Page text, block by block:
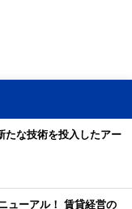
たな技術を投入したアー
ューアル！ 賃貸経営の